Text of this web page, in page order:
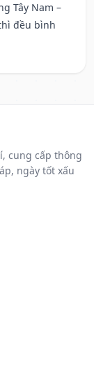
Tây Nam –
đều bình
cung cấp thông
ngày tốt xấu